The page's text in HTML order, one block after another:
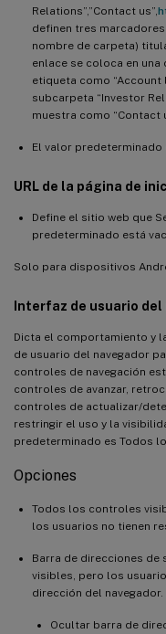
Relations”,”Contact us”,
definen tres
nombre de carpeta)
enlace se coloca en una
etiqueta como “Account
subcarpeta “Investor
muestra como “Contact
El valor predeterminado
URL de la página de
Define el sitio web que
predeterminado está
Solo para dispositivos
Interfaz de usuario
Dicta el comportamiento y
de usuario del navegador
controles de navegación
controles de avanzar,
controles de actualizar/
restringir el uso y la
predeterminado es Todos
Opciones
Todos los controles
los usuarios no tienen
Barra de direcciones
visibles, pero los
dirección del navegador.
Ocultar barra de